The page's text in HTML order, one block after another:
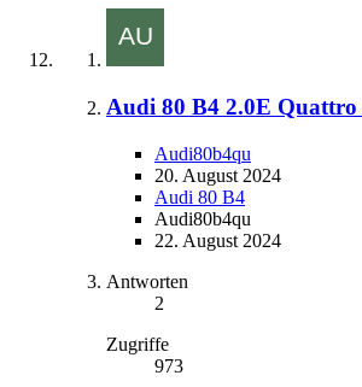
Audi 80 B4 2.0E
Audi80b4qu
20. August 2024
Audi 80 B4
Audi80b4qu
22. August 2024
Antworten
2
Zugriffe
973